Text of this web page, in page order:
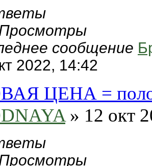
сообщение
2022, 14:42
ЦЕНА =
» 12 окт